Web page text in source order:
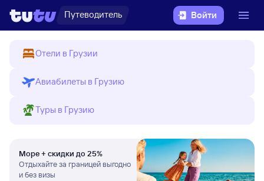
Путеводитель Войти
Отели в Грузии
Авиабилеты в Грузию
Туры в Грузию
Море + скидки до 25%
Отдыхайте за границей выгодно
и без визы